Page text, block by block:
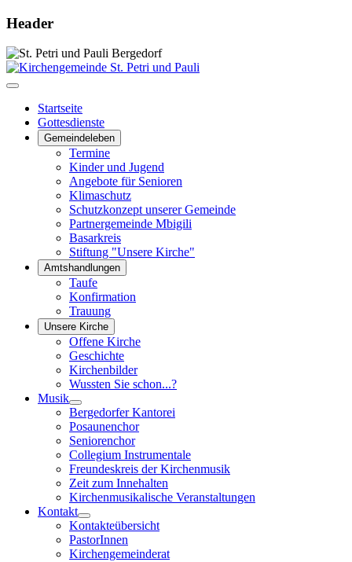
Header
Startseite
Gottesdienste
Gemeindeleben
Termine
Kinder und Jugend
Angebote für Senioren
Klimaschutz
Schutzkonzept unserer Gemeinde
Partnergemeinde Mbigili
Basarkreis
Stiftung "Unsere Kirche"
Amtshandlungen
Taufe
Konfirmation
Trauung
Unsere Kirche
Offene Kirche
Geschichte
Kirchenbilder
Wussten Sie schon...?
Musik
Bergedorfer Kantorei
Posaunenchor
Seniorenchor
Collegium Instrumentale
Freundeskreis der Kirchenmusik
Zeit zum Innehalten
Kirchenmusikalische Veranstaltungen
Kontakt
Kontakteübersicht
PastorInnen
Kirchengemeinderat